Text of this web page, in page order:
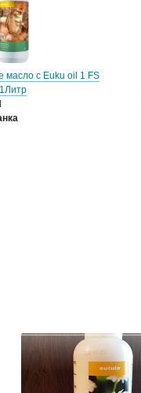
масло с Euku oil 1 FS